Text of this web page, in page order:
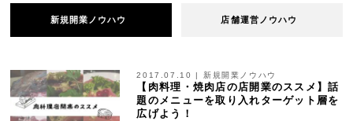
新規開業ノウハウ 店舗運営ノウハウ
2017.07.10 新規開業ノウハウ
【肉料理・焼肉店の店開業のススメ】話
題のメニューを取り入れターゲット層を
広げよう！